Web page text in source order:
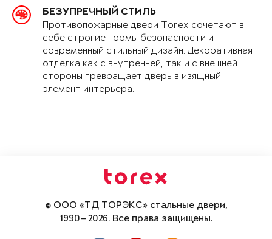
БЕЗУПРЕЧНЫЙ СТИЛЬ
Противопожарные двери Torex сочетают в
себе строгие нормы безопасности и
современный стильный дизайн. Декоративная
отделка как с внутренней, так и с внешней
стороны превращает дверь в изящный
элемент интерьера.
© ООО «ТД ТОРЭКС» стальные двери,
1990—2026. Все права защищены.